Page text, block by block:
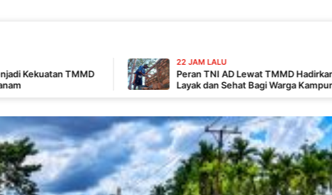
22 JAM LALU
Peran TNI AD Lewat TMMD Hadirkan Harapan Hidup Lebih
Layak dan Sehat Bagi Warga Kampung Wanam